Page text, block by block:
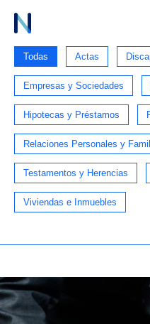
Todas Actas
Empresas y Sociedades
Hipotecas y Préstamos
Relaciones Personales y
Testamentos y Herencias
Viviendas e Inmuebles